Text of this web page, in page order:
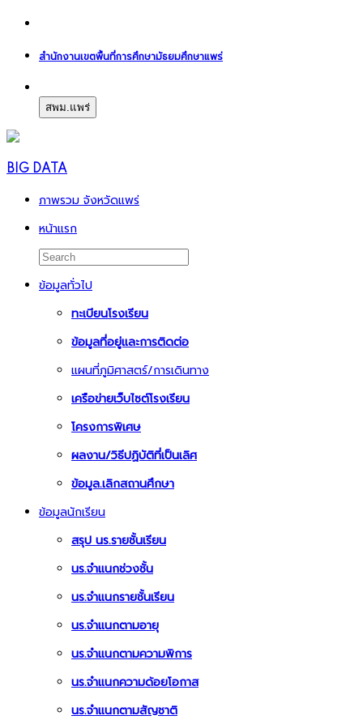
สำนักงานเขตพื้นที่การศึกษามัธยมศึกษาแพร่
สพม.แพร่
BIG DATA
ภาพรวม จังหวัดแพร่
หน้าแรก
ข้อมูลทั่วไป
ทะเบียนโรงเรียน
ข้อมูลที่อยู่และการติดต่อ
แผนที่ภูมิศาสตร์/การเดินทาง
เครือข่ายเว็บไซต์โรงเรียน
โครงการพิเศษ
ผลงาน/วิธีปฏิบัติที่เป็นเลิศ
ข้อมูล.เลิกสถานศึกษา
ข้อมูลนักเรียน
สรุป นร.รายชั้นเรียน
นร.จำแนกช่วงชั้น
นร.จำแนกรายชั้นเรียน
นร.จำแนกตามอายุ
นร.จำแนกตามความพิการ
นร.จำแนกความด้อยโอกาส
นร.จำแนกตามสัญชาติ